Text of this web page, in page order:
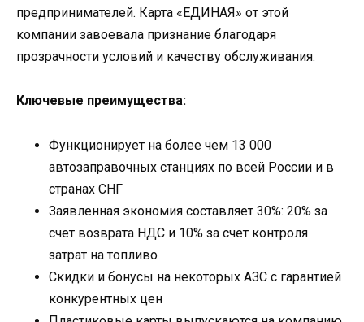
предпринимателей. Карта «ЕДИНАЯ» от этой
компании завоевала признание благодаря
прозрачности условий и качеству обслуживания.
Ключевые преимущества:
Функционирует на более чем 13 000
автозаправочных станциях по всей России и в
странах СНГ
Заявленная экономия составляет 30%: 20% за
счет возврата НДС и 10% за счет контроля
затрат на топливо
Скидки и бонусы на некоторых АЗС с гарантией
конкурентных цен